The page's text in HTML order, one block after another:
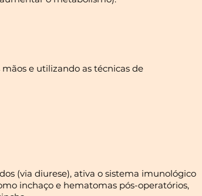
e utilizando as técnicas de
(via diurese), ativa o sistema imunológico
inchaço e hematomas pós-operatórios,